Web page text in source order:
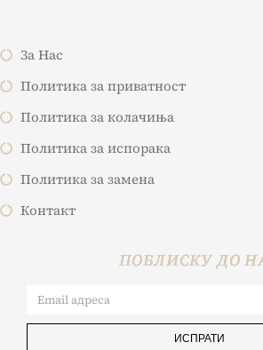
За Нас
Политика за приватност
Политика за колачиња
Политика за испорака
Политика за замена
Контакт
ПОБЛИСКУ ДО
ИСПРАТИ